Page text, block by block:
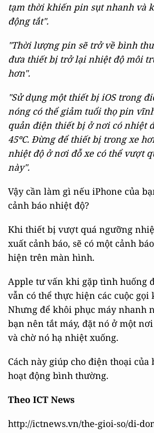
tạm thời khiến pin sụt nhanh và
động tắt".
"Thời lượng pin sẽ trở về bình
đưa thiết bị trở lại nhiệt độ môi
hơn".
"Sử dụng một thiết bị iOS trong
nóng có thể giảm tuổi thọ pin
quản điện thiết bị ở nơi có nhiệt
45ºC. Đừng để thiết bị trong xe
nhiệt độ ở nơi đỗ xe có thể vượt
này".
Vậy cần làm gì nếu iPhone của
cảnh báo nhiệt độ?
Khi thiết bị vượt quá ngưỡng
xuất cảnh báo, sẽ có một cảnh
hiện trên màn hình.
Apple tư vấn khi gặp tình huống
vẫn có thể thực hiện các cuộc gọi
Nhưng để khôi phục máy nhanh
bạn nên tắt máy, đặt nó ở một
và chờ nó hạ nhiệt xuống.
Cách này giúp cho điện thoại
hoạt động bình thường.
Theo ICT News
http://ictnews.vn/the-gioi-so/di-